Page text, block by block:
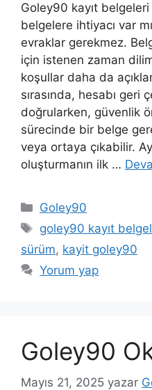
Goley90 kayıt
belgelere ihtiyacı var
evraklar gerekmez.
için istenen zaman
koşullar daha da
sırasında, hesabı geri
doğrularken, güvenlik
sürecinde bir belge
veya ortaya çıkabilir.
oluşturmanın ilk …
Kategoriler
Goley90
Etiketler
goley90 kayıt
sürüm, kayit goley90
Yorum yap
Goley90
Mayıs 21, 2025 yazar